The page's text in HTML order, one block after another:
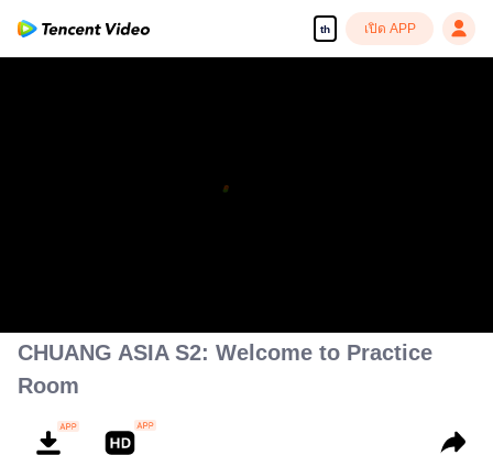
th เปิด APP
CHUANG ASIA S2: Welcome to Practice
Room